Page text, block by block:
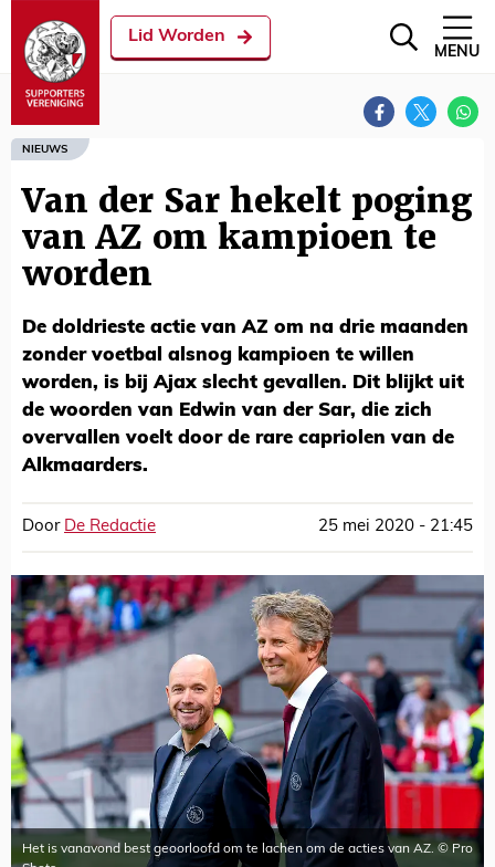
Lid Worden
MENU
NIEUWS
Van der Sar hekelt poging
van AZ om kampioen te
worden
De doldrieste actie van AZ om na drie maanden
zonder voetbal alsnog kampioen te willen
worden, is bij Ajax slecht gevallen. Dit blijkt uit
de woorden van Edwin van der Sar, die zich
overvallen voelt door de rare capriolen van de
Alkmaarders.
Door De Redactie 25 mei 2020 - 21:45
Het is vanavond best geoorloofd om te lachen om de acties van AZ. © Pro